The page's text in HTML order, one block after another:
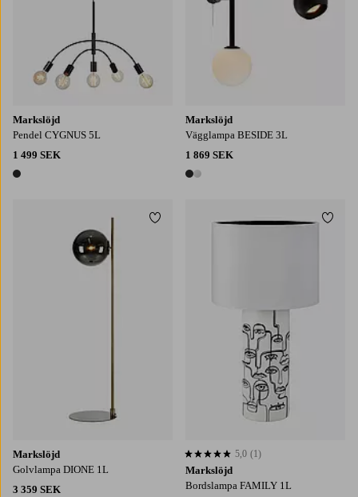
Markslöjd
Pendel CYGNUS 5L
1 499 SEK
1 färg
Markslöjd
Vägglampa BESIDE 3L
1 869 SEK
2 färger
Markslöjd
Golvlampa DIONE 1L
3 359 SEK
Lägg till i favoriter
Markslöjd
Bordslampa FAMILY 1L
5,0 baserat på 1 st betyg
5,0 (1)